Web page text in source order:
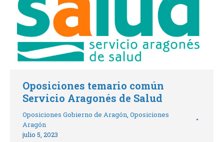
Oposiciones temario común
Servicio Aragonés de Salud
Oposiciones Gobierno de Aragón, Oposiciones
Aragón
julio 5, 2023